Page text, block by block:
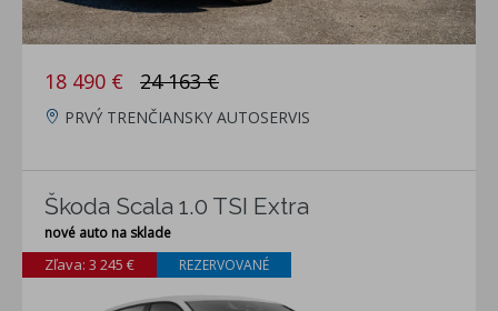
18 490 € 24 163 €
PRVÝ TRENČIANSKY AUTOSERVIS
Škoda Scala 1.0 TSI Extra
nové auto na sklade
Zľava: 3 245 € REZERVOVANÉ